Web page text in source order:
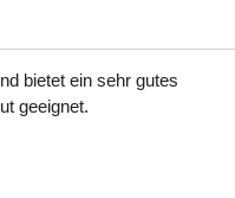
bietet ein sehr gutes
geeignet.